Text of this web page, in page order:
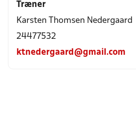
Træner
Karsten Thomsen Nedergaard
24477532
ktnedergaard@gmail.com